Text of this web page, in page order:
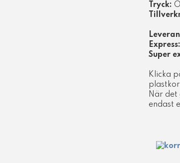
Tryck:
Express:
Super
Klicka
När
endast